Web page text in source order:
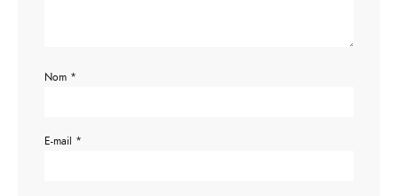
Nom *
E-mail *